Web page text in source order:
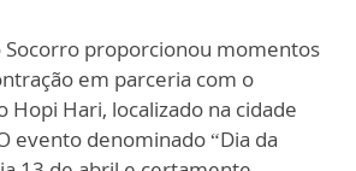
Socorro proporcionou momentos
em parceria com o
Hopi Hari, localizado na cidade
evento denominado “Dia da